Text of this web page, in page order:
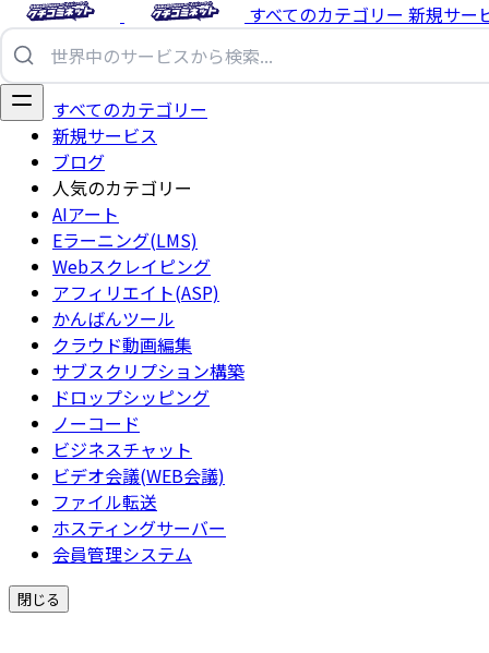
すべてのカテゴリー 新規サー
すべてのカテゴリー
新規サービス
ブログ
人気のカテゴリー
AIアート
Eラーニング(LMS)
Webスクレイピング
アフィリエイト(ASP)
かんばんツール
クラウド動画編集
サブスクリプション構築
ドロップシッピング
ノーコード
ビジネスチャット
ビデオ会議(WEB会議)
ファイル転送
ホスティングサーバー
会員管理システム
閉じる